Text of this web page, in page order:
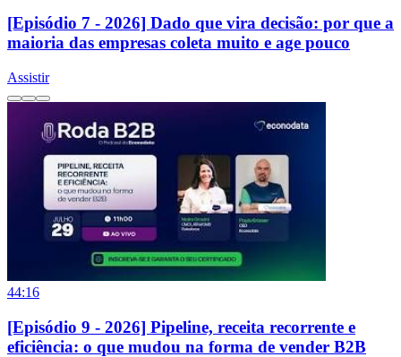
[Episódio 7 - 2026] Dado que vira decisão: por que a
maioria das empresas coleta muito e age pouco
Assistir
44:16
[Episódio 9 - 2026] Pipeline, receita recorrente e
eficiência: o que mudou na forma de vender B2B